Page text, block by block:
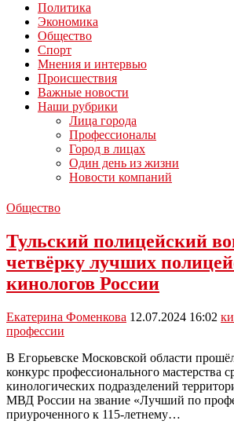
Политика
Экономика
Общество
Спорт
Мнения и интервью
Происшествия
Важные новости
Наши рубрики
Лица города
Профессионалы
Город в лицах
Один день из жизни
Новости компаний
Общество
Тульский полицейский
четвёрку лучших
кинологов России
Екатерина Фоменкова 12.07.2024 16:02
профессии
В Егорьевске Московской области
конкурс профессионального мастерства
кинологических подразделений
МВД России на звание «Лучший по
приуроченного к 115-летнему…